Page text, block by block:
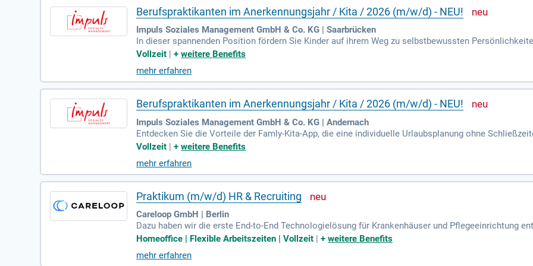
Berufspraktikanten im Anerkennungsjahr / Kita / 2026 (m/w/d) - NEU!
Impuls Soziales Management GmbH & Co. KG | Saarbrücken
In dieser spannenden Position fördern Sie Kinder auf ihrem Weg zu selbstbewussten
g kreativer Projekte in Bildung und Erziehung. Sie unterstützen das Team bei der Planung
g für das Lernen und Entdecken wird die kleinen Forscher inspirieren. Wenn Sie diese Fähigkeiten
g!
Vollzeit |+weitere Benefits
mehr erfahren
Berufspraktikanten im Anerkennungsjahr / Kita / 2026 (m/w/d) - NEU!
Impuls Soziales Management GmbH & Co. KG | Andernach
Entdecken Sie die Vorteile der Famly-Kita-App, die eine individuelle Urlaubsplanung ohne
Wert auf unsere Nachwuchskräfte und deren Entwicklung. Neben Berufserfahrung sind auch Soft
ieren wir Ihre Zukunftsperspektiven und streben langfristige Beschäftigungsverhältnisse an. Wenn
Online-Bewerbung und darauf, Sie kennenzulernen!
Vollzeit |+weitere Benefits
mehr erfahren
Praktikum (m/w/d) HR & Recruiting
Careloop GmbH | Berlin
Dazu haben wir die erste End-to-End Technologielösung für Krankenhäuser und Pflegeeinrichtung
sonal zu rekrutieren, auszubilden und nachhaltig zu integrieren.
Homeoffice | Flexible Arbeitszeiten | Vollzeit |+weitere Benefits
mehr erfahren